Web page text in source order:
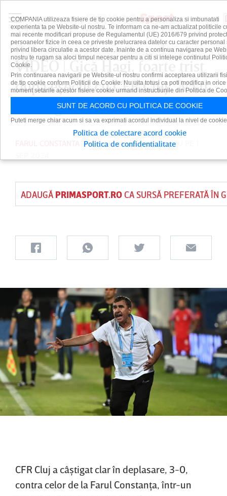
VIDEO | Gică Hagi, foarte trist
după eşecul cu CFR Cluj. ”Va fi
un an greu”
PUBLICAT DEDAIAN CUTU
ADAUGĂ PRIMASPORT.ROCA SURSĂ PREFERATĂ ÎN
CFR Cluj a câştigat clar în deplasare, 3-0,
contra celor de la Farul Constanţa, într-un
COMPANIA utilizeaza fisiere de tip cookie pentru a personaliza si imbunatati
experienta ta pe Website-ul nostru. Te informam ca ne-am actualizat politicile
mai recente modificari propuse de Regulamentul (UE) 2016/679 privind
persoanelor fizice in ceea ce priveste prelucrarea datelor cu caracter personal
privind libera circulatie a acestor date. Inainte de a continua navigarea pe
nostru te rugam sa aloci timpul necesar pentru a citi si intelege continutul
Cookie.
Prin continuarea navigarii pe Website-ul nostru confirmi acceptarea utilizarii
de tip cookie conform Politicii de Cookie. Nu uita totusi ca poti modifica in orice
moment setarile acestor fisiere cookie urmand instructiunile din Politica de
SUNT DE ACORD CU POLITICA DE COOKIE
Puteti merge chiar acum si sa va exprimati acordul individual la nivel de
Politica de colectare acord cookie
Politica de confidentialitate